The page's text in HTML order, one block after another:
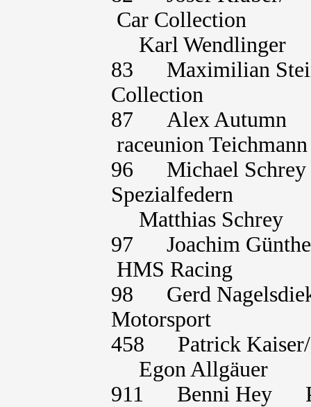
Car Collection
Karl
83 Maximilian
Collection
87 Alex Autumn
raceunion Teichmann
96 Michael
Spezialfedern
Matthias
97 Joachim
HMS Racing
98 Gerd
Motorsport
458 Patrick
Egon
911 Benni Hey